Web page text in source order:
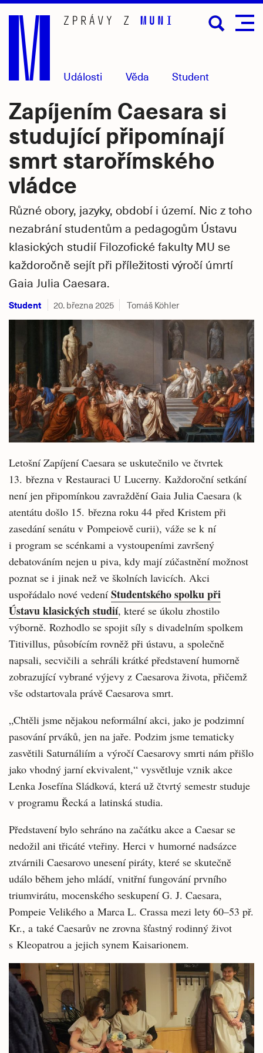
Přejít
hlavní
obsah
Události Věda Student
Zapíjením Caesara si
studující připomínají
smrt starořímského
vládce
Různé obory, jazyky, období i území. Nic z toho
nezabrání studentům a pedagogům Ústavu
klasických studií Filozofické fakulty MU se
každoročně sejít při příležitosti výročí úmrtí
Gaia Julia Caesara.
Student 20. března 2025 Tomáš Köhler
Letošní Zapíjení Caesara se uskutečnilo ve čtvrtek
13. března v Restauraci U Lucerny. Každoroční setkání
není jen připomínkou zavraždění Gaia Julia Caesara (k
atentátu došlo 15. března roku 44 před Kristem při
zasedání senátu v Pompeiově curii), váže se k ní
i program se scénkami a vystoupeními završený
debatováním nejen u piva, kdy mají zúčastnění možnost
poznat se i jinak než ve školních lavicích. Akci
uspořádalo nové vedení Studentského spolku při
Ústavu klasických studií, které se úkolu zhostilo
výborně. Rozhodlo se spojit síly s divadelním spolkem
Titivillus, působícím rovněž při ústavu, a společně
napsali, secvičili a sehráli krátké představení humorně
zobrazující vybrané výjevy z Caesarova života, přičemž
vše odstartovala právě Caesarova smrt.
„Chtěli jsme nějakou neformální akci, jako je podzimní
pasování prváků, jen na jaře. Podzim jsme tematicky
zasvětili Saturnáliím a výročí Caesarovy smrti nám přišlo
jako vhodný jarní ekvivalent,“ vysvětluje vznik akce
Lenka Josefína Sládková, která už čtvrtý semestr studuje
v programu Řecká a latinská studia.
Představení bylo sehráno na začátku akce a Caesar se
nedožil ani třicáté vteřiny. Herci v humorné nadsázce
ztvárnili Caesarovo unesení piráty, které se skutečně
událo během jeho mládí, vnitřní fungování prvního
triumvirátu, mocenského seskupení G. J. Caesara,
Pompeie Velikého a Marca L. Crassa mezi lety 60–53 př.
Kr., a také Caesarův ne zrovna šťastný rodinný život
s Kleopatrou a jejich synem Kaisarionem.